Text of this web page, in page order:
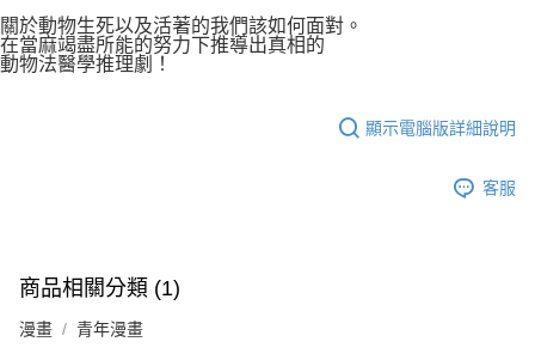
關於動物生死以及活著的我們該如何面對。
在當麻竭盡所能的努力下推導出真相的
動物法醫學推理劇！
顯示電腦版詳細說明
客服
商品相關分類 (1)
漫畫 青年漫畫